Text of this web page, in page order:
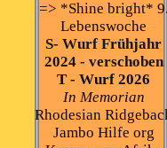
=> *Shine bright* 9.
Lebenswoche
S- Wurf Frühjahr
2024 - verschoben
T - Wurf 2026
In Memorian
Rhodesian
Jambo Hilfe org